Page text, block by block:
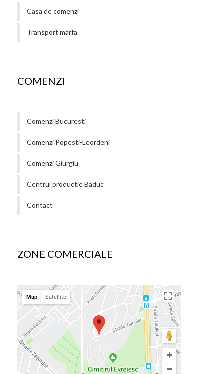
Casa de comenzi
Transport marfa
COMENZI
Comenzi Bucuresti
Comenzi Popesti-Leordeni
Comenzi Giurgiu
Centrul productie Baduc
Contact
ZONE COMERCIALE